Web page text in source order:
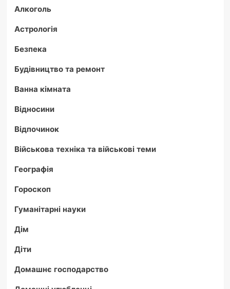
Алкоголь
Астрологія
Безпека
Будівництво та ремонт
Ванна кімната
Відносини
Відпочинок
Військова техніка та військові теми
Географія
Гороскоп
Гуманітарні науки
Дім
Діти
Домашнє господарство